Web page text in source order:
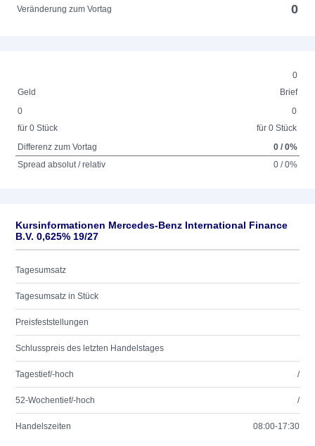
Veränderung zum Vortag 0
0
Geld
Brief
0
für 0 Stück
0
für 0 Stück
Differenz zum Vortag
0 / 0%
Spread absolut / relativ
0 / 0%
Kursinformationen Mercedes-Benz International Finance
B.V. 0,625% 19/27
Tagesumsatz
Tagesumsatz in Stück
Preisfeststellungen
Schlusspreis des letzten Handelstages
Tagestief/-hoch /
52-Wochentief/-hoch /
Handelszeiten 08:00-17:30